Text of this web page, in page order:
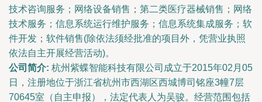
技术咨询服务；网络设备销售；第二类医疗器械销售；网络
技术服务；信息系统运行维护服务；信息系统集成服务；软
件开发；软件销售(除依法须经批准的项目外，凭营业执照
依法自主开展经营活动)。
公司简介: 杭州紫蝶智能科技有限公司成立于2015年02月05
日，注册地位于浙江省杭州市西湖区西城博司铭座3幢7层
70645室（自主申报），法定代表人为吴骏。经营范围包括